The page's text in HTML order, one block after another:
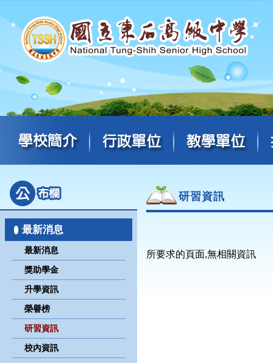
最新消息
最新消息
獎助學金
升學資訊
榮譽榜
研習資訊
校內資訊
研習資訊
所要求的頁面,無相關資訊